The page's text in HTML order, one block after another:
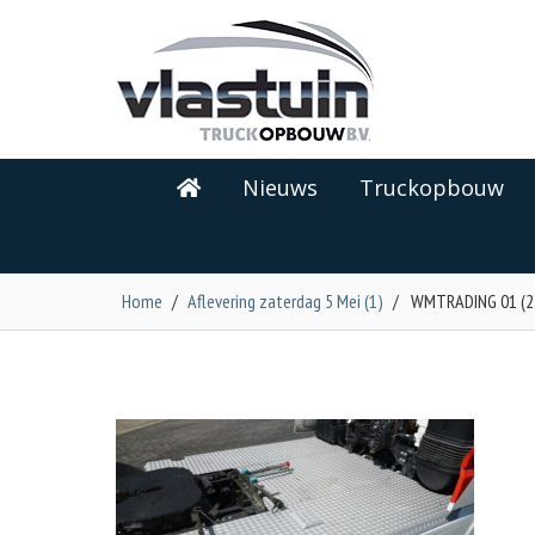
Nieuws Truckopbouw
Home / Aflevering zaterdag 5 Mei (1) / WMTRADING 01